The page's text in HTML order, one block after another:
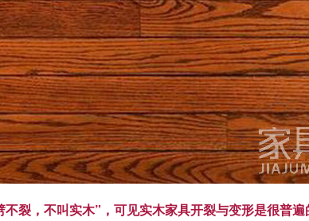
裂，不叫实木”，可见实木家具开裂与变形是很普遍